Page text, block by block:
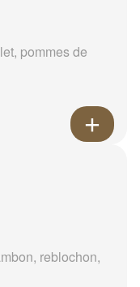
pommes de
reblochon,